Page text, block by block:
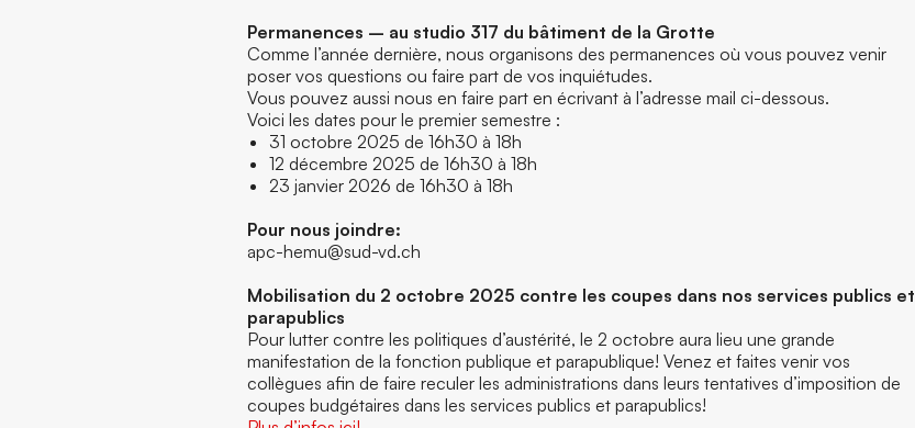
Permanences – au studio 317 du bâtiment de la Grotte
Comme l’année dernière, nous organisons des permanences où vous pouvez venir
poser vos questions ou faire part de vos inquiétudes.
Vous pouvez aussi nous en faire part en écrivant à l’adresse mail ci-dessous.
Voici les dates pour le premier semestre :
31 octobre 2025 de 16h30 à 18h
12 décembre 2025 de 16h30 à 18h
23 janvier 2026 de 16h30 à 18h
Pour nous joindre:
apc-hemu@sud-vd.ch
Mobilisation du 2 octobre 2025 contre les coupes dans nos services publics et
parapublics
Pour lutter contre les politiques d’austérité, le 2 octobre aura lieu une grande
manifestation de la fonction publique et parapublique! Venez et faites venir vos
collègues afin de faire reculer les administrations dans leurs tentatives d’imposition de
coupes budgétaires dans les services publics et parapublics!